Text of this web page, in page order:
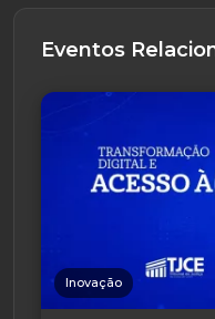
Eventos
Inovação